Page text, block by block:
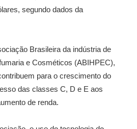
segundo dados da
Brasileira da indústria de
e Cosméticos (ABIHPEC),
para o crescimento do
das classes C, D e E aos
de renda.